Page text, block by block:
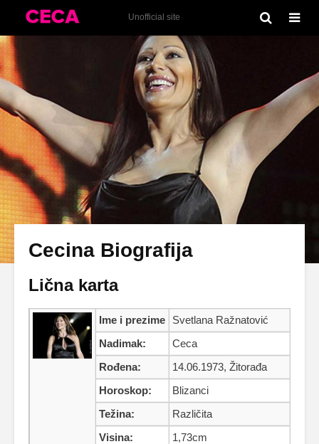
Unofficial site
Cecina Biografija
Lična karta
Ime i prezime
Svetlana Ražnatović
Nadimak:
Ceca
Rođena:
14.06.1973, Žitorađa
Horoskop:
Blizanci
Težina:
Različita
Visina:
1,73cm